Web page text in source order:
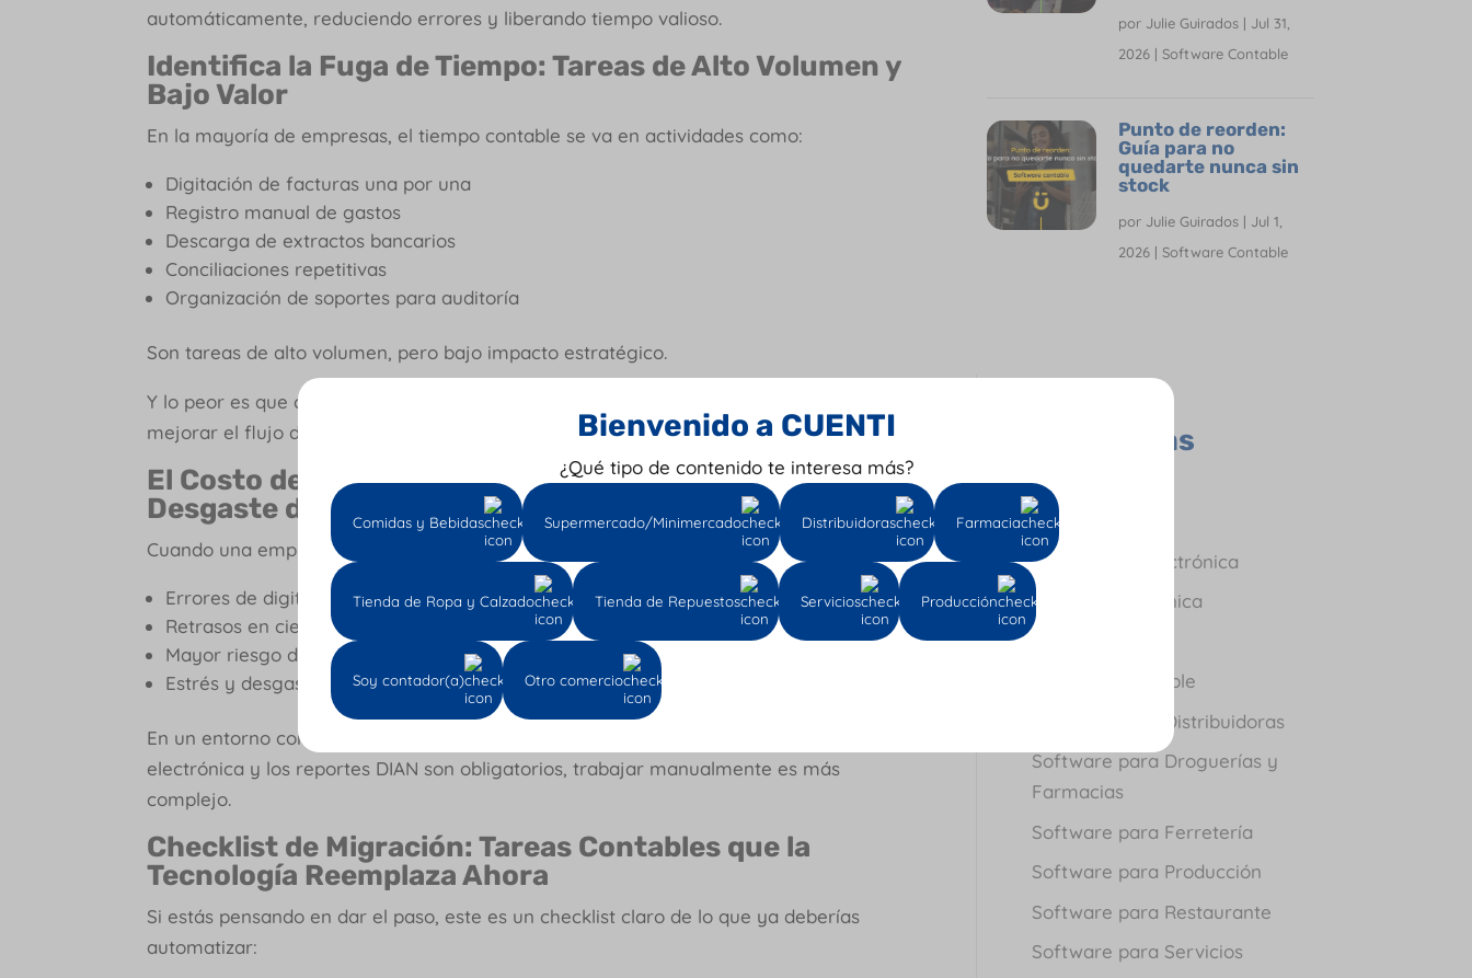
automáticamente, reduciendo errores y liberando tiempo valioso.
Identifica la Fuga de Tiempo: Tareas de Alto Volumen y
Bajo Valor
En la mayoría de empresas, el tiempo contable se va en actividades como:
Digitación de facturas una por una
Registro manual de gastos
Descarga de extractos bancarios
Conciliaciones repetitivas
Organización de soportes para auditoría
Son tareas de alto volumen, pero bajo impacto estratégico.
Y lo peor es que consumen horas que podrían usarse para analizar indicadores,
mejorar el flujo de caja o asesorar al cliente.
El Costo de No Automatizar: Errores, Retrasos y
Desgaste del Equipo
Cuando una empresa no automatiza, los efectos se sienten rápido:
Errores de digitación que generan inconsistencias
Retrasos en cierres contables mensuales
Mayor riesgo de sanciones tributarias
Estrés y desgaste del equipo contable
En un entorno como el colombiano, donde la facturación electrónica, la nómina
electrónica y los reportes DIAN son obligatorios, trabajar manualmente es más
complejo.
Checklist de Migración: Tareas Contables que la
Tecnología Reemplaza Ahora
Si estás pensando en dar el paso, este es un checklist claro de lo que ya deberías
automatizar:
por Julie Guirados| Jul 31,
2026| Software Contable
Punto de reorden:
Guía para no
quedarte nunca sin
stock
por Julie Guirados| Jul 1,
2026| Software Contable
Categorías
Contador
Empresas
Facturación Electrónica
Nómina Electrónica
Software Contable
Software para Distribuidoras
Software para Droguerías y
Farmacias
Software para Ferretería
Software para Producción
Software para Restaurante
Software para Servicios
Bienvenido a CUENTI
¿Qué tipo de contenido te interesa más?
Comidas y Bebidas Supermercado/Minimercado Distribuidoras Farmacia
Tienda de Ropa y Calzado Tienda de Repuestos Servicios Producción
Soy contador(a) Otro comercio